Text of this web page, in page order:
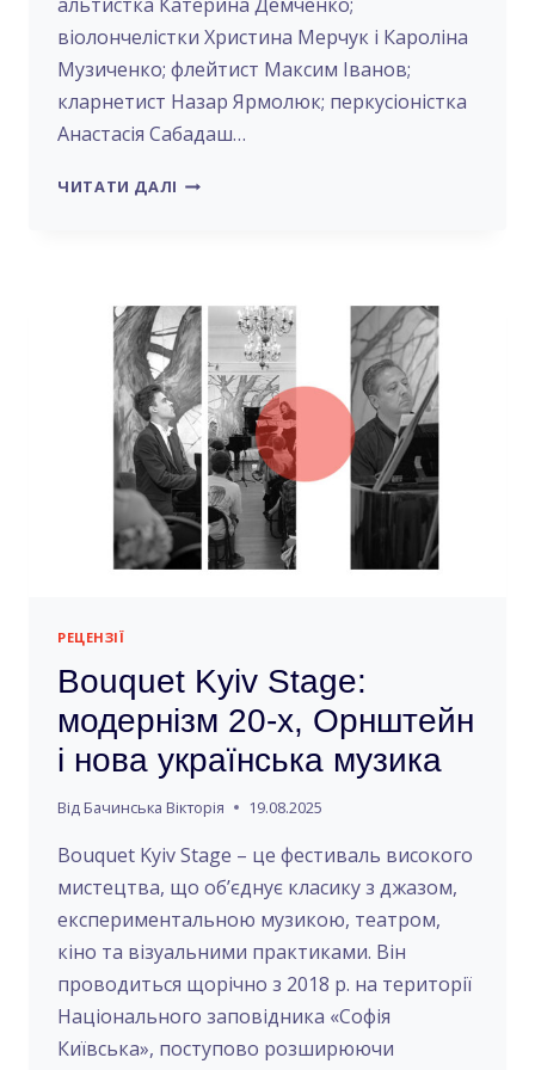
віолончелістки Христина Мерчук і Кароліна
Музиченко; флейтист Максим Іванов;
кларнетист Назар Ярмолюк; перкусіоністка
Анастасія Сабадаш…
ЧИТАТИ ДАЛІ «ПОШУК
РЕЦЕНЗІЇ
Bouquet Kyiv Stage:
модернізм 20-х, Орнштейн
і нова українська музика
Від Бачинська Вікторія 19.08.2025
Bouquet Kyiv Stage – це фестиваль високого
мистецтва, що об’єднує класику з джазом,
експериментальною музикою, театром,
кіно та візуальними практиками. Він
проводиться щорічно з 2018 р. на території
Національного заповідника «Софія
Київська», поступово розширюючи